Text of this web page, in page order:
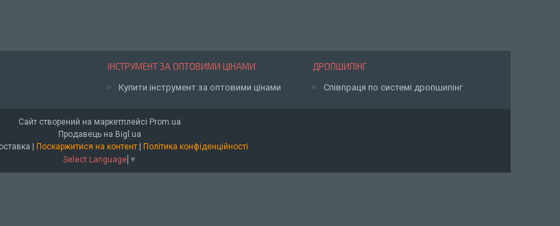
ІНСТРУМЕНТ ЗА ОПТОВИМИ ЦІНАМИ
Купити інструмент за оптовими цінами
ДРОПШИПІНГ
Співпраця по системі дропшипінг
Сайт створений на маркетплейсі Prom.ua
Продавець на Bigl.ua
ІнструментПоставка | Поскаржитися на контент | Політика конфіденційності
Select Language ▼